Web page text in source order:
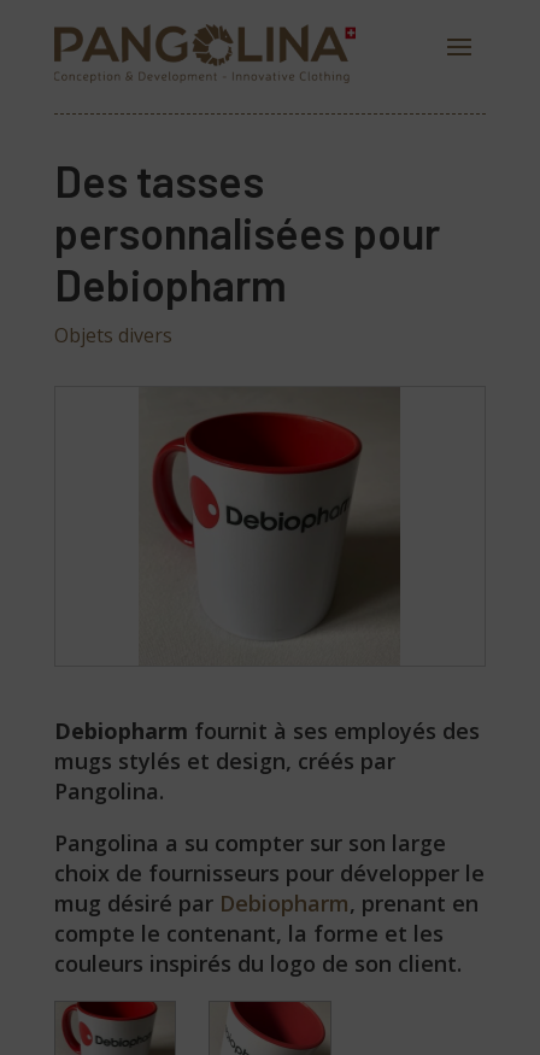
Des tasses
personnalisées pour
Debiopharm
Objets divers
PANGOLINA.COM
Debiopharm fournit à ses employés des
mugs stylés et design, créés par
Pangolina.
Pangolina a su compter sur son large
choix de fournisseurs pour développer le
mug désiré par Debiopharm, prenant en
compte le contenant, la forme et les
couleurs inspirés du logo de son client.